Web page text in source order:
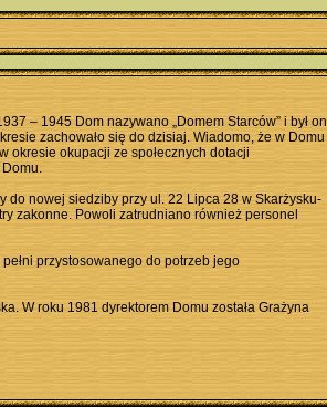
– 1945 Dom nazywano „Domem Starców” i był on
zachowało się do dzisiaj. Wiadomo, że w Domu
okresie okupacji ze społecznych dotacji
do nowej siedziby przy ul. 22 Lipca 28 w Skarżysku-
zakonne. Powoli zatrudniano również personel
przystosowanego do potrzeb jego
W roku 1981 dyrektorem Domu została Grażyna